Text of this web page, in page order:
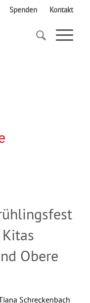
Spenden Kontakt
Pfaffengrund
Obere
Schreckenbach